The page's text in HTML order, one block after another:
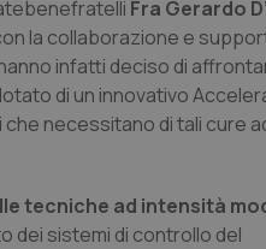
Fra Gerardo
la collaborazione e
infatti deciso di
di un innovativo
necessitano di tali cure
tecniche ad intensità
dei sistemi di controllo del